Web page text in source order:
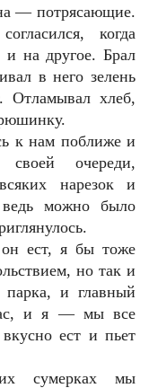
— потрясающие.
когда
на другое. Брал
в него зелень
Отламывал хлеб,
к нам поближе и
своей очереди,
нарезок и
можно было
ест, я бы тоже
но так и
парка, и главный
и я — мы все
ест и пьет
сумерках мы